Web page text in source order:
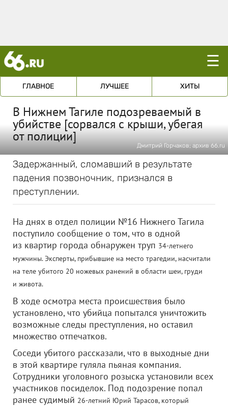
☰
ГЛАВНОЕ ЛУЧШЕЕ ХИТЫ
В Нижнем Тагиле подозреваемый в
убийстве [сорвался с крыши, убегая
от полиции]
Дмитрий Горчаков; архив 66.ru
Задержанный, сломавший в результате
падения позвоночник, признался в
преступлении.
На днях в отдел полиции №16 Нижнего Тагила
поступило сообщение о том, что в одной
из квартир города обнаружен труп 34-летнего
мужчины.Эксперты, прибывшие на место трагедии, насчитали
на теле убитого 20 ножевых ранений в области шеи, груди
и живота.
В ходе осмотра места происшествия было
установлено, что убийца попытался уничтожить
возможные следы преступления, но оставил
множество отпечатков.
Соседи убитого рассказали, что в выходные дни
в этой квартире гуляла пьяная компания.
Сотрудники уголовного розыска установили всех
участников посиделок. Под подозрение попал
ранее судимый 26-летний Юрий Тарасов, который